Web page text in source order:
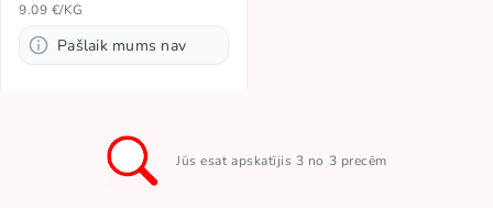
9.09 €/KG
Pašlaik mums nav
Jūs esat apskatījis 3 no 3 precēm